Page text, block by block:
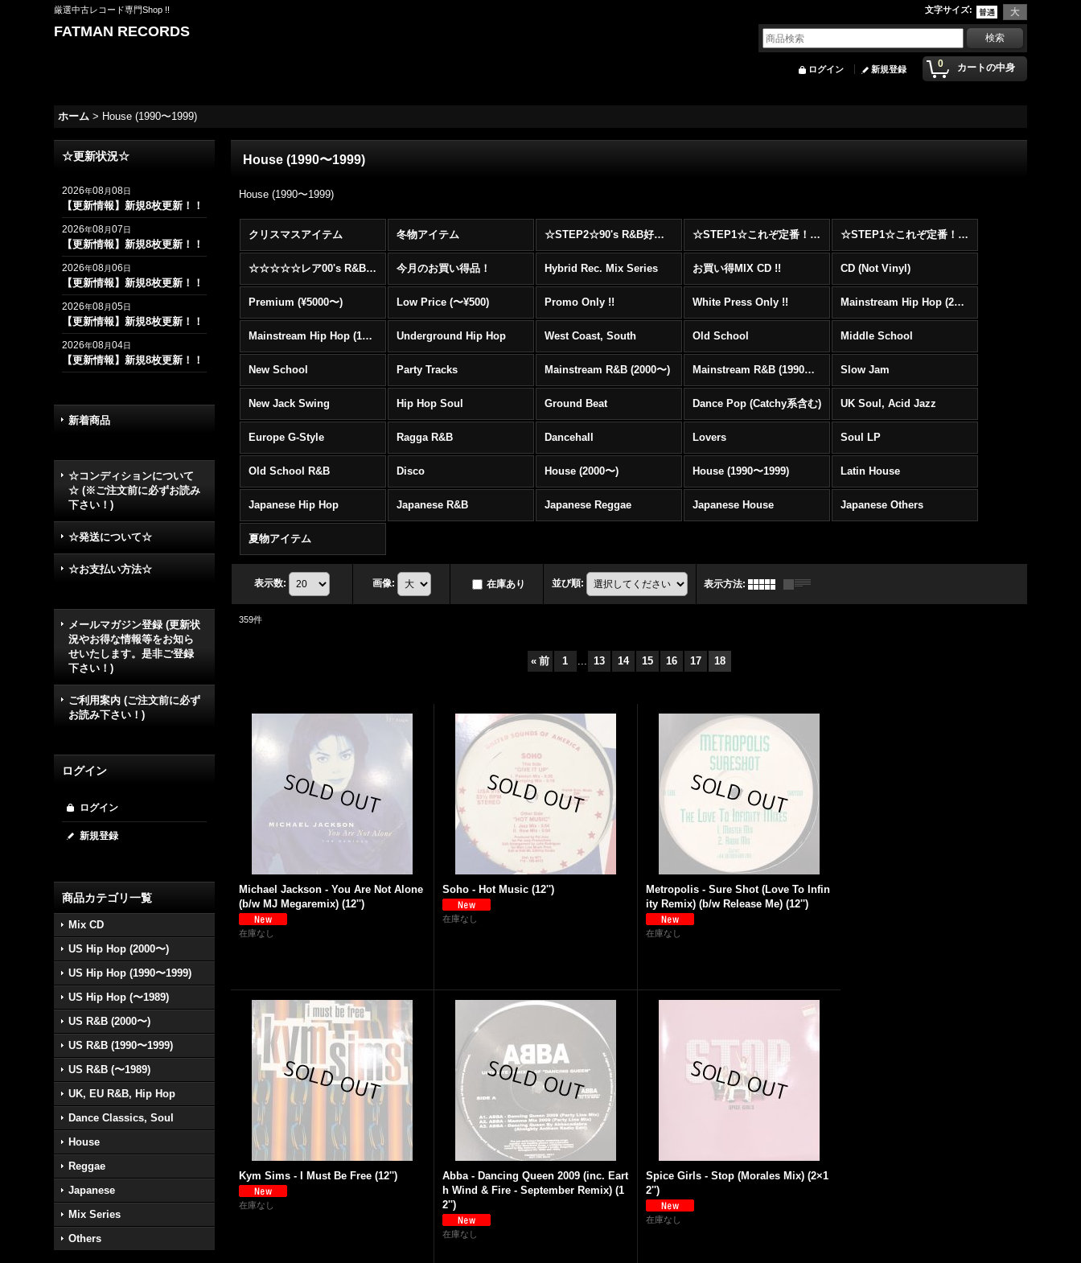
厳選中古レコード専門Shop !! 文字サイズ:
FATMAN RECORDS
0 カートの中身
ログイン 新規登録
ホーム > House (1990〜1999)
☆更新状況☆
2026年08月08日
【更新情報】新規8枚更新！！
2026年08月07日
【更新情報】新規8枚更新！！
2026年08月06日
【更新情報】新規8枚更新！！
2026年08月05日
【更新情報】新規8枚更新！！
2026年08月04日
【更新情報】新規8枚更新！！
新着商品
☆コンディションについて
☆ (※ご注文前に必ずお読み
下さい！)
☆発送について☆
☆お支払い方法☆
メールマガジン登録 (更新状
況やお得な情報等をお知ら
せいたします。是非ご登録
下さい！)
ご利用案内 (ご注文前に必ず
お読み下さい！)
ログイン
ログイン
新規登録
商品カテゴリ一覧
Mix CD
US Hip Hop (2000〜)
US Hip Hop (1990〜1999)
US Hip Hop (〜1989)
US R&B (2000〜)
US R&B (1990〜1999)
US R&B (〜1989)
UK, EU R&B, Hip Hop
Dance Classics, Soul
House
Reggae
Japanese
Mix Series
Others
House (1990〜1999)
House (1990〜1999)
クリスマスアイテム 冬物アイテム ☆STEP2☆90's R&B好きに自信を持ってオススメ出来る00's R&B Best 100 !!! ☆STEP1☆これぞ定番！！まずはここから！2000年代Hip HopフロアヒットBest 100 !!! ☆STEP1☆これぞ定番！！まずはここから！2000年代R&BフロアヒットBest 100 !!!
☆☆☆☆☆レア00's R&B Promo Only盤特集！！☆☆☆☆☆ 今月のお買い得品！ Hybrid Rec. Mix Series お買い得MIX CD !! CD (Not Vinyl)
Premium (¥5000〜) Low Price (〜¥500) Promo Only !! White Press Only !! Mainstream Hip Hop (2000〜)
Mainstream Hip Hop (1990〜1999) Underground Hip Hop West Coast, South Old School Middle School
New School Party Tracks Mainstream R&B (2000〜) Mainstream R&B (1990〜1999) Slow Jam
New Jack Swing Hip Hop Soul Ground Beat Dance Pop (Catchy系含む) UK Soul, Acid Jazz
Europe G-Style Ragga R&B Dancehall Lovers Soul LP
Old School R&B Disco House (2000〜) House (1990〜1999) Latin House
Japanese Hip Hop Japanese R&B Japanese Reggae Japanese House Japanese Others
夏物アイテム
表示数: 画像: 在庫あり 並び順: 表示方法:
359件
« 前 1 ... 13 14 15 16 17 18
Michael Jackson - You Are Not Alone
(b/w MJ Megaremix) (12'')
在庫なし
Soho - Hot Music (12'')
在庫なし
Metropolis - Sure Shot (Love To Infin
ity Remix) (b/w Release Me) (12'')
在庫なし
Kym Sims - I Must Be Free (12'')
在庫なし
Abba - Dancing Queen 2009 (inc. Eart
h Wind & Fire - September Remix) (1
2'')
在庫なし
Spice Girls - Stop (Morales Mix) (2×1
2'')
在庫なし